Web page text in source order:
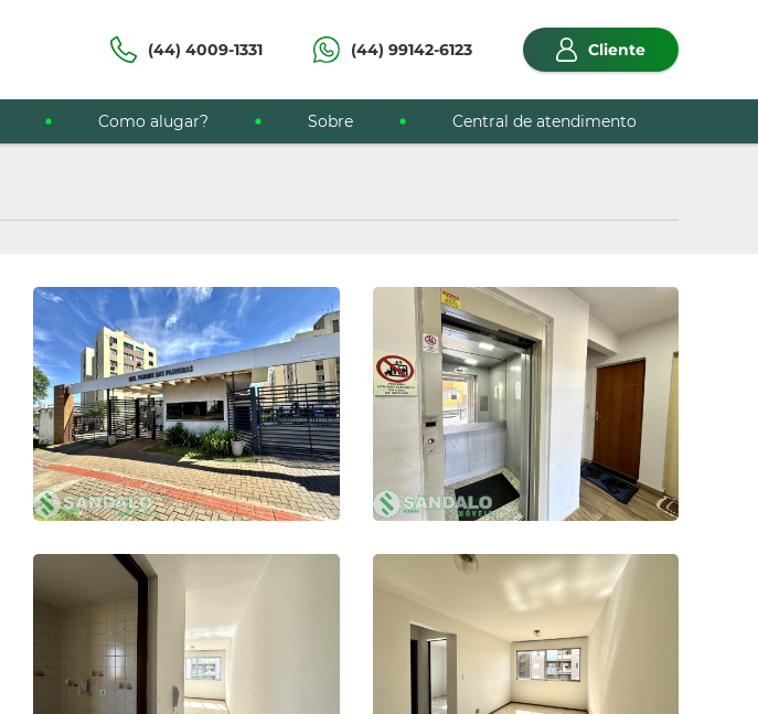
(44) 4009-1331 (44) 99142-6123 Cliente
Como alugar? Sobre Central de atendimento